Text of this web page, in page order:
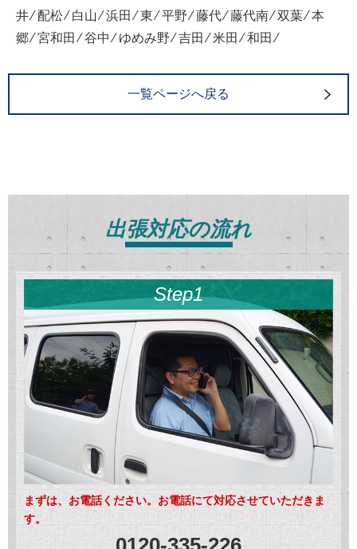
井 ⁄ 配松 ⁄ 白山 ⁄ 浜田 ⁄ 東 ⁄ 平野 ⁄ 藤代 ⁄ 藤代南 ⁄ 双葉 ⁄ 本
郷 ⁄ 宮和田 ⁄ 谷中 ⁄ ゆめみ野 ⁄ 吉田 ⁄ 米田 ⁄ 和田 ⁄
一覧ページへ戻る
出張対応の流れ
Step1
まずは、お電話ください。お電話にて対応させていただきま
す。